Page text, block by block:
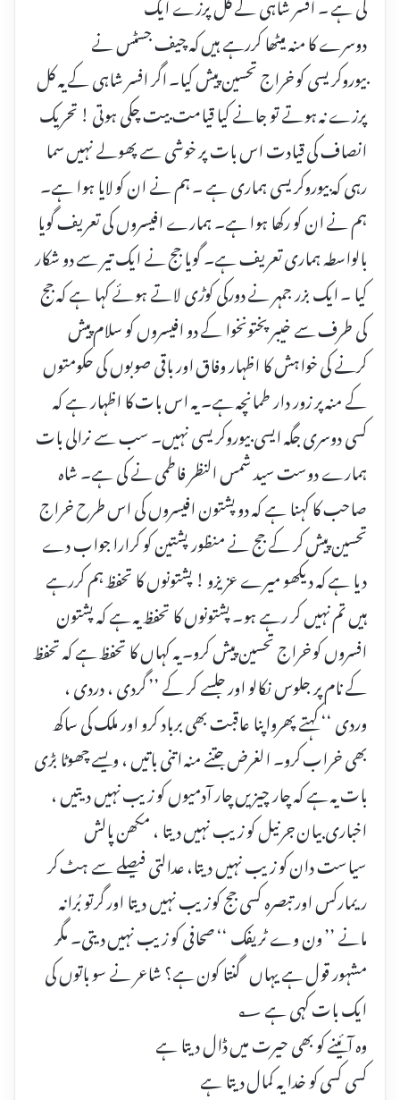
دوسرے کا منہ میٹھا کررہے ہیں کہ چیف جسٹس نے
بیوروکریسی کو خراج تحسین پیش کیا۔ اگر افسر شاہی کے یہ کل
پرزے نہ ہوتے تو جانے کیا قیامت بیت چکی ہوتی ! تحریک
انصاف کی قیادت اس بات پر خوشی سے پھولے نہیں سما
رہی کہ بیوروکریسی ہماری ہے ۔ ہم نے ان کو لایا ہوا ہے۔
ہم نے ان کو رکھا ہوا ہے۔ ہمارے افیسروں کی تعریف گویا
بالواسطہ ہماری تعریف ہے۔ گویا جج نے ایک تیر سے دو شکار
کیا ۔ ایک بزر جمہر نے دورکی کوڑی لاتے ہوئے کہا ہے کہ جج
کی طرف سے خیبر پختونخوا کے دو افیسروں کو سلام پیش
کرنے کی خواہش کا اظہار وفاق اور باقی صوبوں کی حکومتوں
کے منہ پر زور دار طمانچہ ہے۔ یہ اس بات کا اظہار ہے کہ
کسی دوسری جگہ ایسی بیوروکریسی نہیں۔ سب سے نرالی بات
ہمارے دوست سید شمس النظر فاطمی نے کی ہے۔ شاہ
صاحب کا کہنا ہے کہ دو پشتون افیسروں کی اس طرح خراج
تحسین پیش کر کے جج نے منظور پشتین کو کرارا جواب دے
دیا ہے کہ دیکھو میرے عزیزو ! پشتونوں کا تحفظ ہم کررہے
ہیں تم نہیں کر رہے ہو۔ پشتونوں کا تحفظ یہ ہے کہ پشتون
افسروں کو خراج تحسین پیش کرو۔ یہ کہاں کا تحفظ ہے کہ تحفظ
کے نام پر جلوس نکالو اور جلسے کر کے ’’ گردی ، دردی ،
وردی ‘‘ کہتے پھرواپنا عاقبت بھی برباد کرو اور ملک کی ساکھ
بھی خراب کرو۔ الغرض جتنے منہ اتنی باتیں ، ویسے چھوٹا بڑی
بات یہ ہے کہ چار چیزیں چار آدمیوں کو زیب نہیں دیتیں ،
اخباری بیان جرنیل کو زیب نہیں دیتا ، مکھن پالش
سیاست دان کو زیب نہیں دیتا، عدالتی فیصلے سے ہٹ کر
ریمارکس اور تبصرہ کسی جج کو زیب نہیں دیتا اور گرتو بُرانہ
مانے ’’ ون وے ٹریفک ‘‘ صحافی کو زیب نہیں دیتی۔ مگر
مشہور قول ہے یہاں گنتا کون ہے؟ شاعر نے سو باتوں کی
ایک بات کہی ہے ؂
وہ آئینے کو بھی حیرت میں ڈال دیتا ہے
کسی کسی کو خدا یہ کمال دیتا ہے